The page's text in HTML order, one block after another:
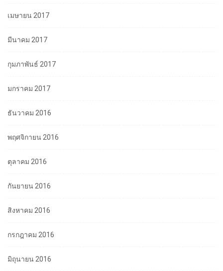
เมษายน 2017
มีนาคม 2017
กุมภาพันธ์ 2017
มกราคม 2017
ธันวาคม 2016
พฤศจิกายน 2016
ตุลาคม 2016
กันยายน 2016
สิงหาคม 2016
กรกฎาคม 2016
มิถุนายน 2016